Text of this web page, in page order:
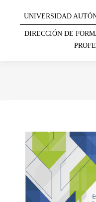
UNIVERSIDAD
DIRECCIÓN DE